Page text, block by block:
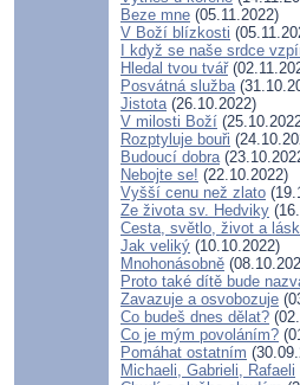
Beze mne (05.11.2022)
V Boží blízkosti
I když se naše srdce
Hledal tvou tvář
Posvátná služba
Jistota(26.10.2022)
V milosti Boží
Rozptyluje bouři
Budoucí dobra
Nebojte se! (22.10.2022)
Vyšší cenu než zlato
Ze života sv. Hedviky
Cesta, světlo, život a
Jak veliký (10.10.2022)
Mnohonásobně
Proto také dítě bude
Zavazuje a osvobozuje
Co budeš dnes dělat?
Co je mým povoláním?
Pomáhat ostatním
Michaeli, Gabrieli, Rafaeli